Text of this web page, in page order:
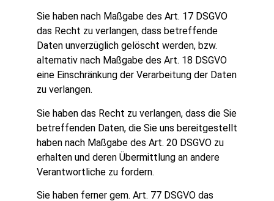
Sie haben nach Maßgabe des Art. 17 DSGVO
das Recht zu verlangen, dass betreffende
Daten unverzüglich gelöscht werden, bzw.
alternativ nach Maßgabe des Art. 18 DSGVO
eine Einschränkung der Verarbeitung der Daten
zu verlangen.
Sie haben das Recht zu verlangen, dass die Sie
betreffenden Daten, die Sie uns bereitgestellt
haben nach Maßgabe des Art. 20 DSGVO zu
erhalten und deren Übermittlung an andere
Verantwortliche zu fordern.
Sie haben ferner gem. Art. 77 DSGVO das